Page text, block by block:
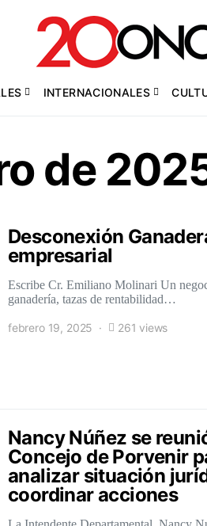
INTERNACIONALES
de
Desconexión
empresarial
Escribe Cr. Emiliano Molinari Un
ganadería, tazas de rentabilidad…
febrero 19, 2025 261 views
Nancy Núñez se
Concejo de Porvenir
analizar situación
coordinar acciones